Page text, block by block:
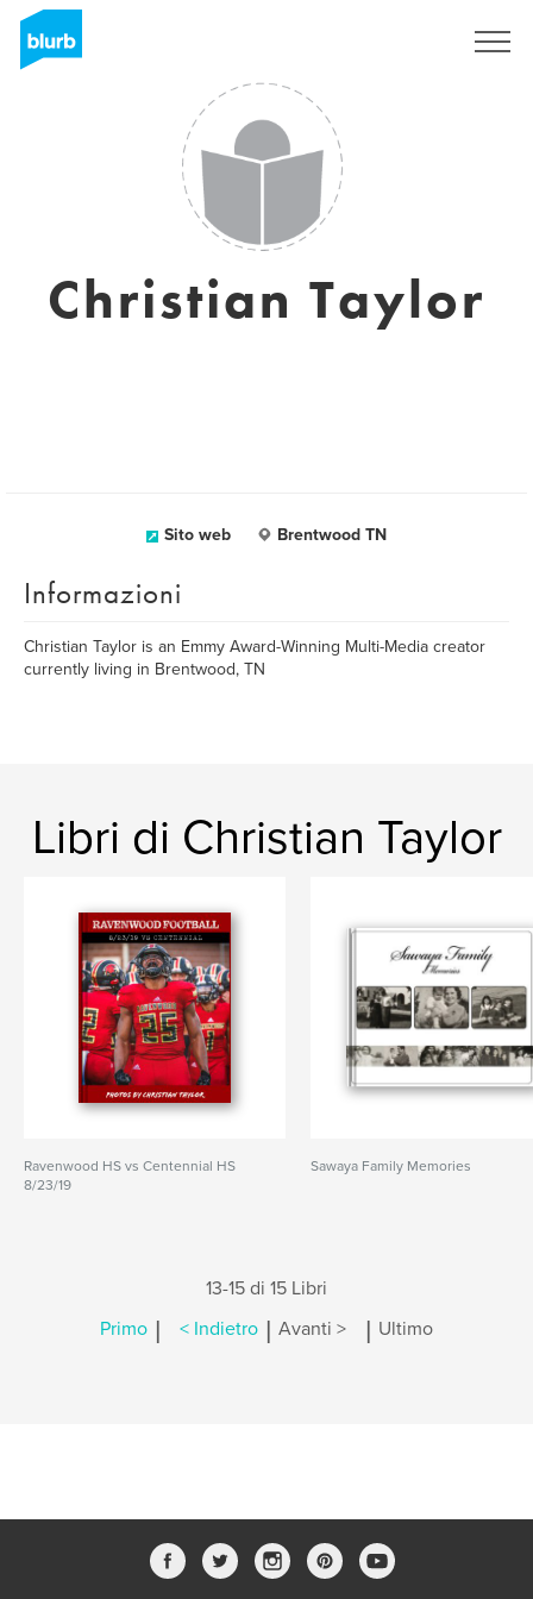
Christian Taylor
Sito web Brentwood TN
Informazioni
Christian Taylor is an Emmy Award-Winning Multi-Media creator
currently living in Brentwood, TN
Libri di Christian Taylor
Ravenwood HS vs Centennial HS
8/23/19
Sawaya Family Memories
13-15 di 15 Libri
Primo | < Indietro | Avanti > | Ultimo